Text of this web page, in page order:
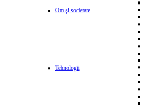
Om şi societate
Tehnologii